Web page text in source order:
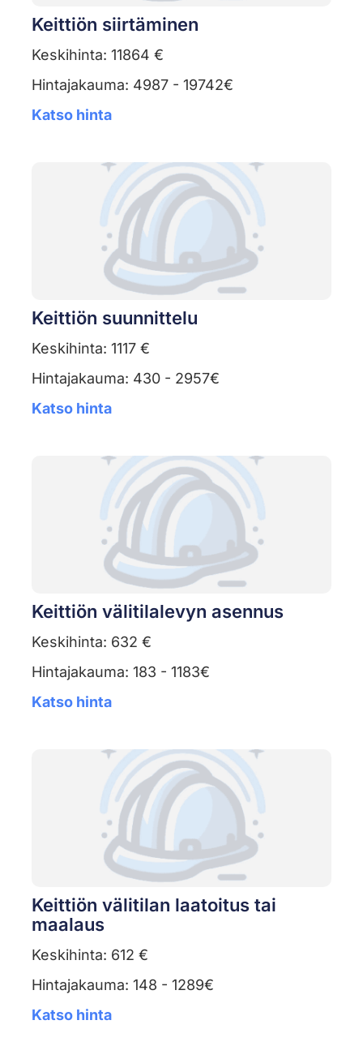
Keittiön siirtäminen
Keskihinta: 11864 €
Hintajakauma: 4987 - 19742€
Katso hinta
Keittiön suunnittelu
Keskihinta: 1117 €
Hintajakauma: 430 - 2957€
Katso hinta
Keittiön välitilalevyn asennus
Keskihinta: 632 €
Hintajakauma: 183 - 1183€
Katso hinta
Keittiön välitilan laatoitus tai
maalaus
Keskihinta: 612 €
Hintajakauma: 148 - 1289€
Katso hinta